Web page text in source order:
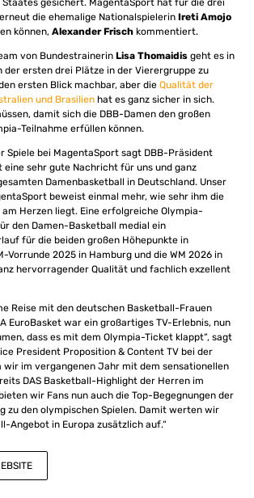
gesichert. MagentaSport hat für die drei
die ehemalige Nationalspielerin Ireti Amojo
können, Alexander Frisch kommentiert.
von Bundestrainerin Lisa Thomaidis geht es in
der ersten drei Plätze in der Vierergruppe zu
ersten Blick machbar, aber die Qualität der
und Brasilien hat es ganz sicher in sich.
damit sich die DBB-Damen den großen
Teilnahme erfüllen können.
Spiele bei MagentaSport sagt DBB-Präsident
eine sehr gute Nachricht für uns und ganz
Damenbasketball in Deutschland. Unser
beweist einmal mehr, wie sehr ihm die
Herzen liegt. Eine erfolgreiche Olympia-
den Damen-Basketball medial ein
für die beiden großen Höhepunkte in
Vorrunde 2025 in Hamburg und die WM 2026 in
hervorragender Qualität und fachlich exzellent
Reise mit den deutschen Basketball-Frauen
EuroBasket war ein großartiges TV-Erlebnis, nun
dass es mit dem Olympia-Ticket klappt“, sagt
President Proposition & Content TV bei der
wir im vergangenen Jahr mit dem sensationellen
DAS Basketball-Highlight der Herren im
wir Fans nun auch die Top-Begegnungen der
zu den olympischen Spielen. Damit werten wir
Angebot in Europa zusätzlich auf.“